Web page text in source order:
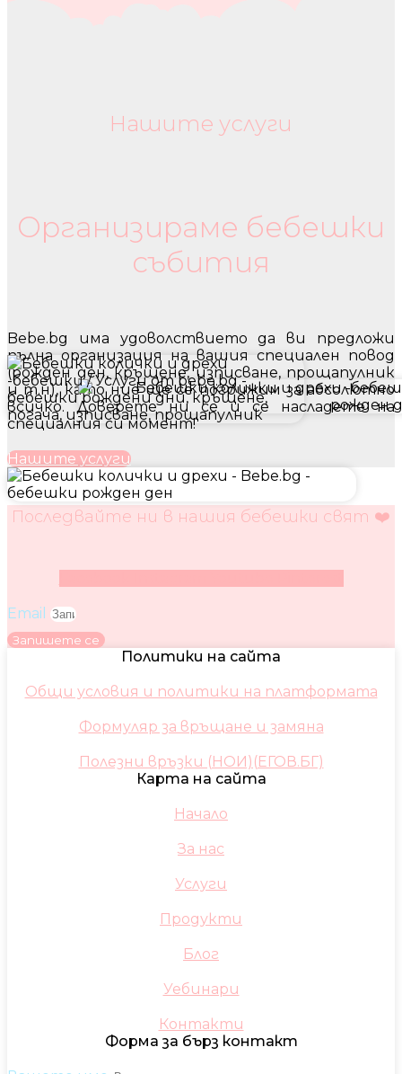
Нашите услуги
Организираме бебешки
събития
Bebe.bg има удоволствието да ви предложи
пълна организация на вашия специален повод
(рожден ден, кръщене, изписване, прощапулник
и т.н), като ние ще се погрижим за абсолютно
всичко. Доверете ни се и се насладете на
специалния си момент!
Нашите услуги
Последвайте ни в нашия бебешки свят ❤️
Email
Запишете се
Политики на сайта
Общи условия и политики на платформата
Формуляр за връщане и замяна
Полезни връзки (НОИ)(ЕГОВ.БГ)
Карта на сайта
Начало
За нас
Услуги
Продукти
Блог
Уебинари
Контакти
Форма за бърз контакт